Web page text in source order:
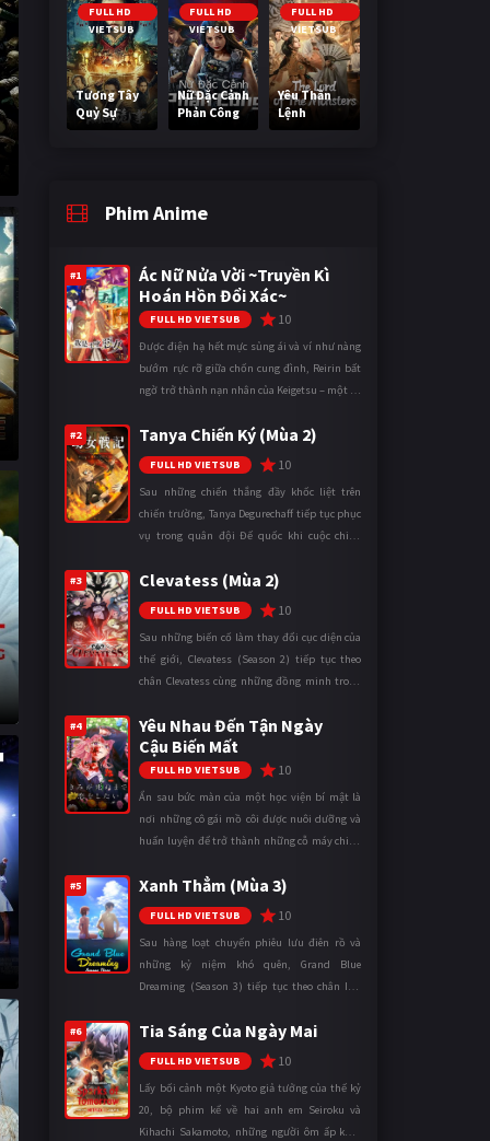
FULL HD
VIETSUB
Tương Tây
Quỷ Sự
FULL HD
VIETSUB
Nữ Đặc Cảnh
Phản Công
FULL HD
VIETSUB
Yêu Thần
Lệnh
Phim Anime
#1
Ác Nữ Nửa Vời ~Truyền Kì
Hoán Hồn Đổi Xác~
FULL HD VIETSUB 10
Được điện hạ hết mực sủng ái và ví như nàng
bướm rực rỡ giữa chốn cung đình, Reirin bất
ngờ trở thành nạn nhân của Keigetsu – một kẻ
thuật để hoán đổi th ...
#2 Tanya Chiến Ký (Mùa 2)
FULL HD VIETSUB 10
Sau những chiến thắng đầy khốc liệt trên
chiến trường, Tanya Degurechaff tiếp tục phục
vụ trong quân đội Đế quốc khi cuộc chiến
mặt trận. Dù sở hữu tài năn ...
#3 Clevatess (Mùa 2)
FULL HD VIETSUB 10
Sau những biến cố làm thay đổi cục diện của
thế giới, Clevatess (Season 2) tiếp tục theo
chân Clevatess cùng những đồng minh trong
loại đến bờ vực diệ ...
#4
Yêu Nhau Đến Tận Ngày
Cậu Biến Mất
FULL HD VIETSUB 10
Ẩn sau bức màn của một học viện bí mật là
nơi những cô gái mồ côi được nuôi dưỡng và
huấn luyện để trở thành những cỗ máy chiến
được xem là điều hiển nh ...
#5 Xanh Thẳm (Mùa 3)
FULL HD VIETSUB 10
Sau hàng loạt chuyến phiêu lưu điên rồ và
những kỷ niệm khó quên, Grand Blue
Dreaming (Season 3) tiếp tục theo chân Iori
trong những ngày tháng đại học đ ...
#6 Tia Sáng Của Ngày Mai
FULL HD VIETSUB 10
Lấy bối cảnh một Kyoto giả tưởng của thế kỷ
20, bộ phim kể về hai anh em Seiroku và
Kihachi Sakamoto, những người ôm ấp khát